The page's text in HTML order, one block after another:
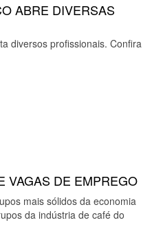
ABRE DIVERSAS
diversos profissionais. Confira
VAGAS DE EMPREGO
mais sólidos da economia
da indústria de café do